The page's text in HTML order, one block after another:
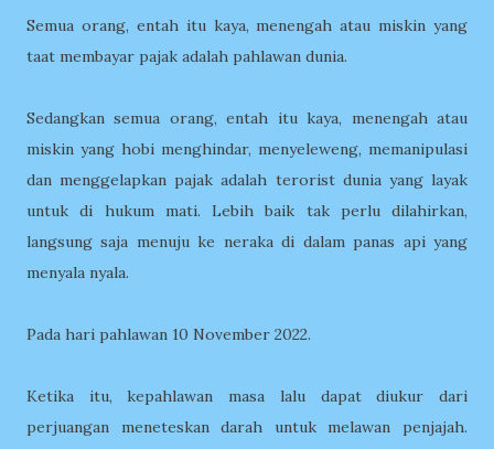
Semua orang, entah itu kaya, menengah atau miskin yang
taat membayar pajak adalah pahlawan dunia.
Sedangkan semua orang, entah itu kaya, menengah atau
miskin yang hobi menghindar, menyeleweng, memanipulasi
dan menggelapkan pajak adalah terorist dunia yang layak
untuk di hukum mati. Lebih baik tak perlu dilahirkan,
langsung saja menuju ke neraka di dalam panas api yang
menyala nyala.
Pada hari pahlawan 10 November 2022.
Ketika itu, kepahlawan masa lalu dapat diukur dari
perjuangan meneteskan darah untuk melawan penjajah.